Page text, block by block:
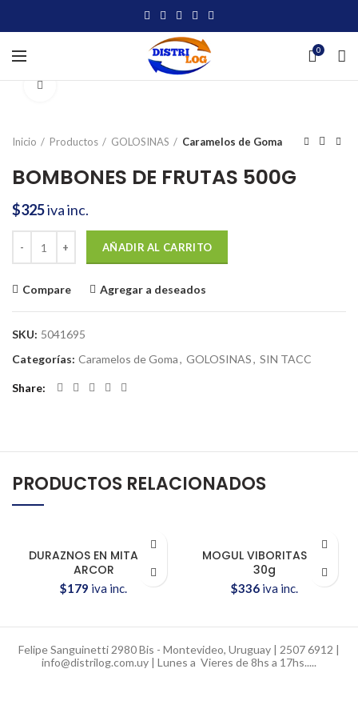
0
Inicio Productos GOLOSINAS Caramelos de Goma
BOMBONES DE FRUTAS 500G
$325iva inc.
AÑADIR AL CARRITO
Compare Agregar a deseados
SKU: 5041695
Categorías: Caramelos de Goma, GOLOSINAS, SIN TACC
Share
PRODUCTOS RELACIONADOS
DURAZNOS EN MITADES
ARCOR
$179 iva inc.
MOGUL VIBORITAS 12x
30g
$336 iva inc.
Felipe Sanguinetti 2980 Bis - Montevideo, Uruguay | 2507 6912 |
info@distrilog.com.uy | Lunes a Vieres de 8hs a 17hs.....